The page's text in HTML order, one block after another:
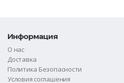
Информация
О нас
Доставка
Политика Безопасности
Условия соглашения